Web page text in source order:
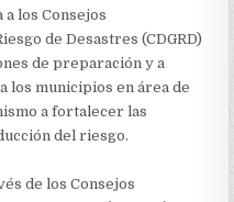
los Consejos
de Desastres (CDGRD)
de preparación y a
los municipios en área de
a fortalecer las
del riesgo.
de los Consejos